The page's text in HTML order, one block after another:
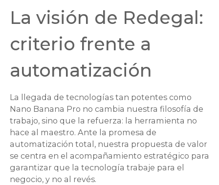
La visión de Redegal:
criterio frente a
automatización
La llegada de tecnologías tan potentes como
Nano Banana Pro no cambia nuestra filosofía de
trabajo, sino que la refuerza: la herramienta no
hace al maestro. Ante la promesa de
automatización total, nuestra propuesta de valor
se centra en el acompañamiento estratégico para
garantizar que la tecnología trabaje para el
negocio, y no al revés.